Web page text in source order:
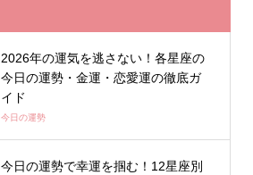
2026年の運気を逃さない！各星座の
今日の運勢・金運・恋愛運の徹底ガ
イド
今日の運勢
今日の運勢で幸運を掴む！12星座別